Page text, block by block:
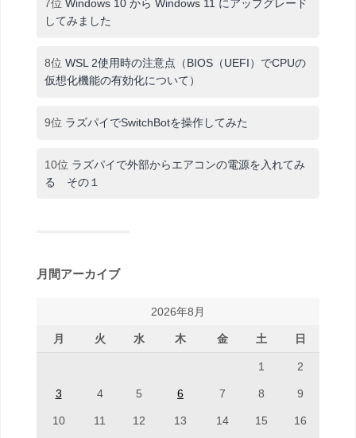
7位 Windows 10 から Windows 11 にアップグレード
してみました
8位 WSL 2使用時の注意点（BIOS（UEFI）でCPUの
仮想化機能の有効化について）
9位 ラズパイでSwitchBotを操作してみた
10位 ラズパイで外部からエアコンの電源を入れてみ
る その１
月間アーカイブ
2026年8月
月 火 水 木 金 土 日
1 2
3 4 5 6 7 8 9
10 11 12 13 14 15 16